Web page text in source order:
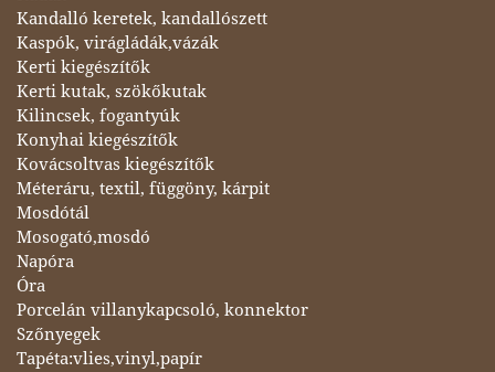
Kandalló keretek, kandallószett
Kaspók, virágládák,vázák
Kerti kiegészítők
Kerti kutak, szökőkutak
Kilincsek, fogantyúk
Konyhai kiegészítők
Kovácsoltvas kiegészítők
Méteráru, textil, függöny, kárpit
Mosdótál
Mosogató,mosdó
Napóra
Óra
Porcelán villanykapcsoló, konnektor
Szőnyegek
Tapéta:vlies,vinyl,papír